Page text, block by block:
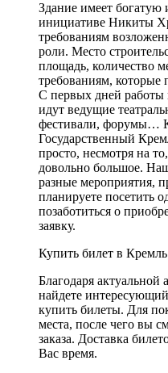
Здание имеет
инициативе Никиты
требованиям
роли. Место
площадь, количество
требованиям, которые
С первых дней работы
идут ведущие
фестивали, форумы…
Государственный
просто, несмотря на
довольно большое.
разные мероприятия,
планируете посетить
позаботиться о
заявку.
Купить билет в Кремль
Благодаря
найдете
купить билеты. Для
места, после чего вы
заказа. Доставка
Вас время.